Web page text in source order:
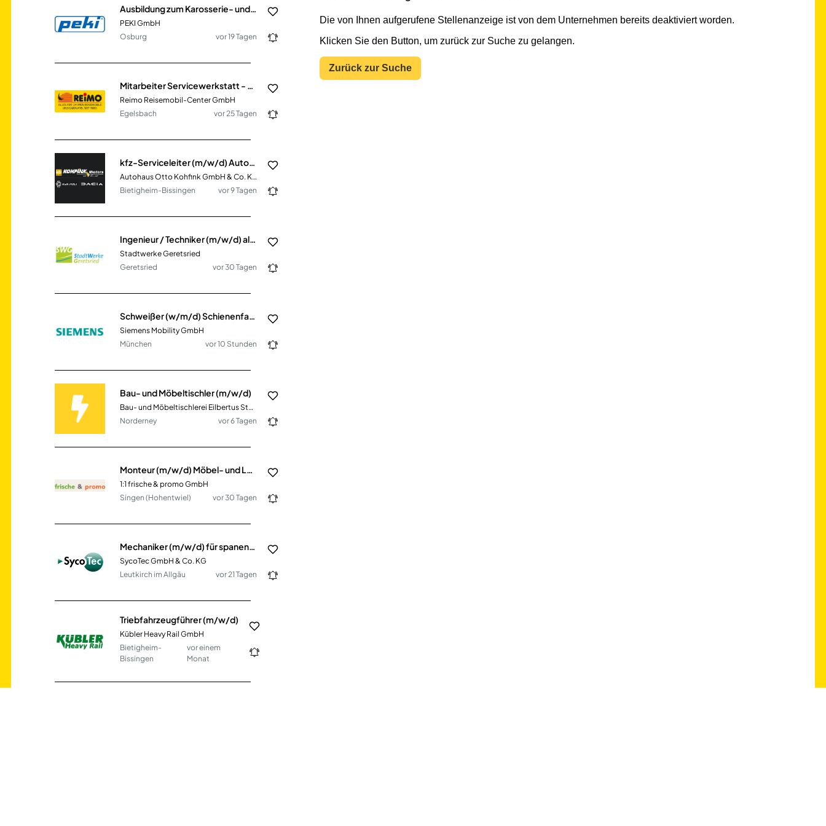
Ausbildung zum Karosserie- und Fahrzeugbaumechaniker (m/w/d) Fachrichtung Fahrzeugbautechnik
PEKI GmbH
Osburg
vor 19 Tagen
Reimo Reisemobil-Center GmbH
Egelsbach
vor 25 Tagen
kfz-Serviceleiter (m/w/d) Autohaus Renault & Dacia
Autohaus Otto Kohfink GmbH & Co. KG
Bietigheim-Bissingen
vor 9 Tagen
Ingenieur / Techniker (m/w/d) als Sachgebietsleiter Planung und Bau
Stadtwerke Geretsried
Geretsried
vor 30 Tagen
Schweißer (w/m/d) Schienenfahrzeugbau
Siemens Mobility GmbH
München
vor 10 Stunden
Bau- und Möbeltischler (m/w/d)
Bau- und Möbeltischlerei Eilbertus Stürenburg
Norderney
vor 6 Tagen
1:1 frische & promo GmbH
Singen (Hohentwiel)
vor 30 Tagen
Mechaniker (m/w/d) für spanende Fertigung im Werkzeugbau
SycoTec GmbH & Co. KG
Leutkirch im Allgäu
vor 21 Tagen
Triebfahrzeugführer (m/w/d)
Kübler Heavy Rail GmbH
Bietigheim-
Bissingen
vor einem
Monat